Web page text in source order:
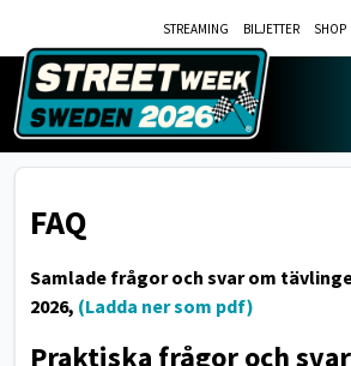
STREAMING BILJETTER SHOP
FAQ
Samlade frågor och svar om
2026, (Ladda ner som pdf)
Praktiska frågor och svar